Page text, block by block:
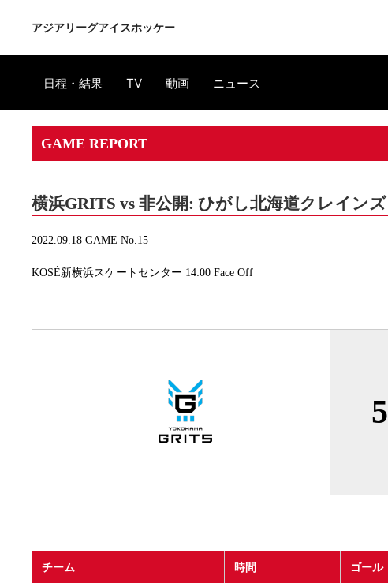
アジアリーグアイスホッケー
日程・結果 TV 動画 ニュース
GAME REPORT
横浜GRITS vs 非公開: ひがし北海道クレインズ
2022.09.18 GAME No.15
KOSÉ新横浜スケートセンター 14:00 Face Off
5
チーム 時間 ゴール